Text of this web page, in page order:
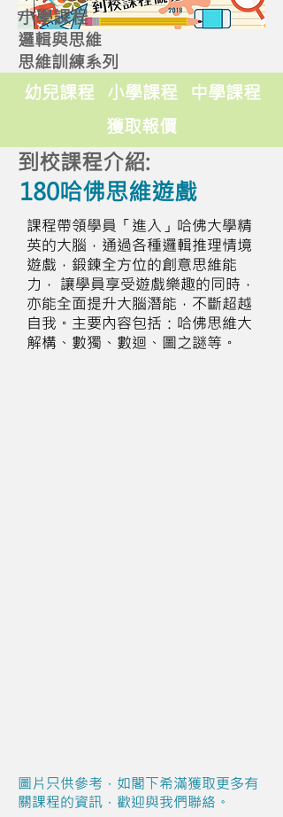
小學課程
邏輯與思維
思維訓練系列
幼兒課程 小學課程
中學課程
獲取報價
到校課程介紹:
180哈佛思維遊戲
課程帶領學員「進入」哈佛大學精
英的大腦，通過各種邏輯推理情境
遊戲，鍛鍊全方位的創意思維能
力， 讓學員享受遊戲樂趣的同時，
亦能全面提升大腦潛能，不斷超越
自我。主要內容包括：哈佛思維大
解構、數獨、數迴、圖之謎等。
圖片只供參考，如閣下希滿獲取更多有
關課程的資訊，歡迎與我們聯絡。